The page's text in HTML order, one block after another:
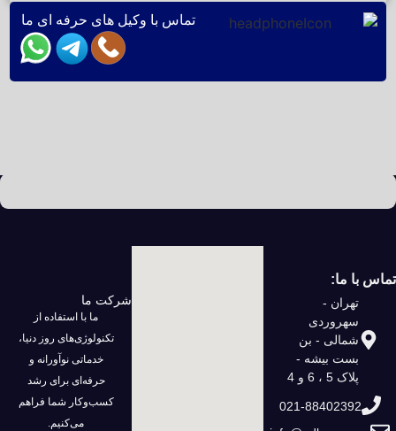
تماس با وکیل های حرفه ای ما
تماس با ما:
تهران -
سهروردی
شمالی - بن
بست بیشه -
پلاک 5 ، 6 و 4
021-88402392
شرکت ما
ما با استفاده از
تکنولوژی‌های روز دنیا،
خدماتی نوآورانه و
حرفه‌ای برای رشد
کسب‌وکار شما فراهم
می‌کنیم.